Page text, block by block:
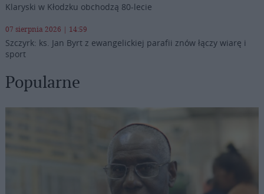
Klaryski w Kłodzku obchodzą 80-lecie
07 sierpnia 2026 | 14:59
Szczyrk: ks. Jan Byrt z ewangelickiej parafii znów łączy wiarę i
sport
Popularne